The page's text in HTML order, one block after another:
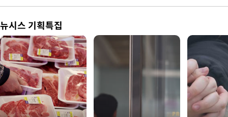
뉴시스 기획특집